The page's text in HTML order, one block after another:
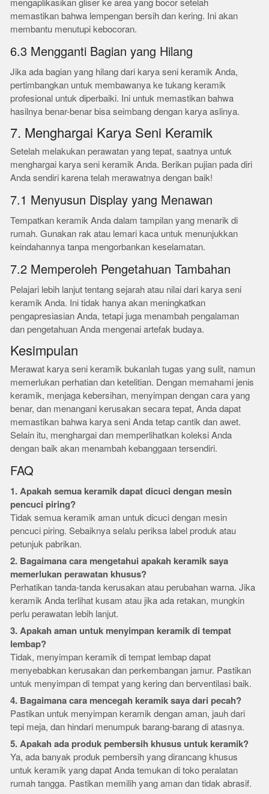
mengaplikasikan gliser ke area yang bocor setelah
memastikan bahwa lempengan bersih dan kering. Ini akan
membantu menutupi kebocoran.
6.3 Mengganti Bagian yang Hilang
Jika ada bagian yang hilang dari karya seni keramik Anda,
pertimbangkan untuk membawanya ke tukang keramik
profesional untuk diperbaiki. Ini untuk memastikan bahwa
hasilnya benar-benar bisa seimbang dengan karya aslinya.
7. Menghargai Karya Seni Keramik
Setelah melakukan perawatan yang tepat, saatnya untuk
menghargai karya seni keramik Anda. Berikan pujian pada diri
Anda sendiri karena telah merawatnya dengan baik!
7.1 Menyusun Display yang Menawan
Tempatkan keramik Anda dalam tampilan yang menarik di
rumah. Gunakan rak atau lemari kaca untuk menunjukkan
keindahannya tanpa mengorbankan keselamatan.
7.2 Memperoleh Pengetahuan Tambahan
Pelajari lebih lanjut tentang sejarah atau nilai dari karya seni
keramik Anda. Ini tidak hanya akan meningkatkan
pengapresiasian Anda, tetapi juga menambah pengalaman
dan pengetahuan Anda mengenai artefak budaya.
Kesimpulan
Merawat karya seni keramik bukanlah tugas yang sulit, namun
memerlukan perhatian dan ketelitian. Dengan memahami jenis
keramik, menjaga kebersihan, menyimpan dengan cara yang
benar, dan menangani kerusakan secara tepat, Anda dapat
memastikan bahwa karya seni Anda tetap cantik dan awet.
Selain itu, menghargai dan memperlihatkan koleksi Anda
dengan baik akan menambah kebanggaan tersendiri.
FAQ
1. Apakah semua keramik dapat dicuci dengan mesin
pencuci piring?
Tidak semua keramik aman untuk dicuci dengan mesin
pencuci piring. Sebaiknya selalu periksa label produk atau
petunjuk pabrikan.
2. Bagaimana cara mengetahui apakah keramik saya
memerlukan perawatan khusus?
Perhatikan tanda-tanda kerusakan atau perubahan warna. Jika
keramik Anda terlihat kusam atau jika ada retakan, mungkin
perlu perawatan lebih lanjut.
3. Apakah aman untuk menyimpan keramik di tempat
lembap?
Tidak, menyimpan keramik di tempat lembap dapat
menyebabkan kerusakan dan perkembangan jamur. Pastikan
untuk menyimpan di tempat yang kering dan berventilasi baik.
4. Bagaimana cara mencegah keramik saya dari pecah?
Pastikan untuk menyimpan keramik dengan aman, jauh dari
tepi meja, dan hindari menumpuk barang-barang di atasnya.
5. Apakah ada produk pembersih khusus untuk keramik?
Ya, ada banyak produk pembersih yang dirancang khusus
untuk keramik yang dapat Anda temukan di toko peralatan
rumah tangga. Pastikan memilih yang aman dan tidak abrasif.